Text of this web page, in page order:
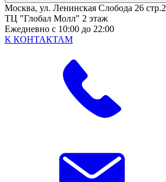
Москва, ул. Ленинская Слобода 26 стр.2
ТЦ "Глобал Молл" 2 этаж
Ежедневно с 10:00 до 22:00
К КОНТАКТАМ